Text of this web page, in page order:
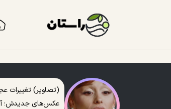
(تصاویر) تغییرات
عکس‌های جدیدش؛ آیا